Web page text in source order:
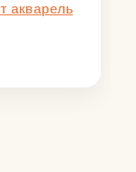
акварель